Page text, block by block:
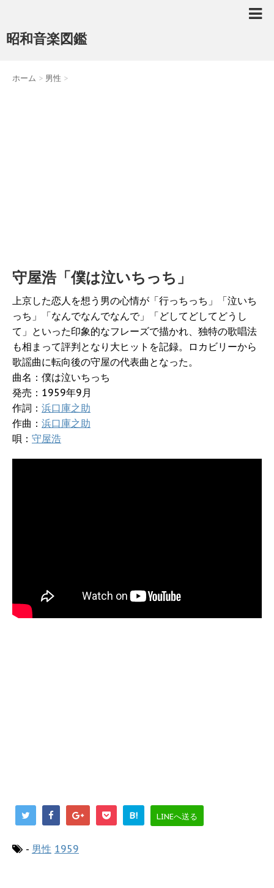
昭和音楽図鑑
ホーム > 男性 >
守屋浩「僕は泣いちっち」
上京した恋人を想う男の心情が「行っちっち」「泣いち
っち」「なんでなんでなんで」「どしてどしてどうし
て」といった印象的なフレーズで描かれ、独特の歌唱法
も相まって評判となり大ヒットを記録。ロカビリーから
歌謡曲に転向後の守屋の代表曲となった。
曲名：僕は泣いちっち
発売：1959年9月
作詞： 浜口庫之助
作曲： 浜口庫之助
唄： 守屋浩
B! LINEへ送る
- 男性 1959